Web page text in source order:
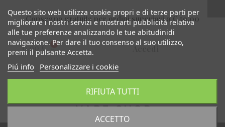
Consegna gratuita per ordini superiori a € 59,00
0,00 €
Questo sito web utilizza cookie propri e di terze parti per
migliorare i nostri servizi e mostrarti pubblicità relativa
alle tue preferenze analizzando le tue abitudinidi
navigazione. Per dare il tuo consenso al suo utilizzo,
premi il pulsante Accetta.
Piú info Personalizzare i cookie
RIFIUTA TUTTI
ACCETTO